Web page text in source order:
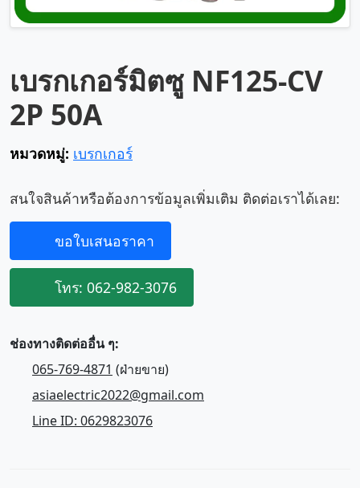
เบรกเกอร์มิตซู NF125-CV
2P 50A
หมวดหมู่: เบรกเกอร์
สนใจสินค้าหรือต้องการข้อมูลเพิ่มเติม ติดต่อเราได้เลย:
ขอใบเสนอราคา
โทร: 062-982-3076
ช่องทางติดต่ออื่น ๆ:
065-769-4871 (ฝ่ายขาย)
asiaelectric2022@gmail.com
Line ID: 0629823076